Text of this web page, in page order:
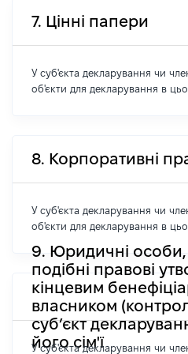
7. Цінні папери
У суб'єкта декларування чи
об'єкти для декларування в
8. Корпоративні
У суб'єкта декларування чи
об'єкти для декларування в
9. Юридичні особи,
подібні правові
кінцевим
власником
суб’єкт
його сім'ї
У суб'єкта декларування чи